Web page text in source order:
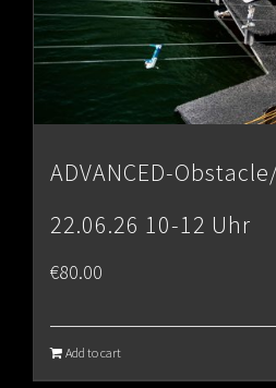
ADVANCED-
22.06.26 10-12 Uhr
€80.00
Add to cart